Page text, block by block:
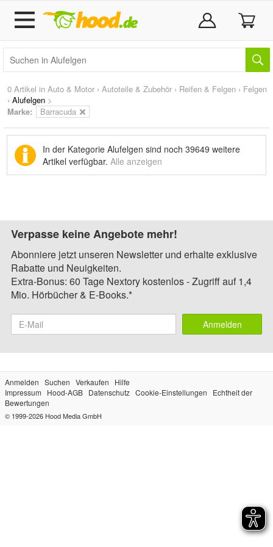
0 Artikel in Auto & Motor › Autoteile & Zubehör › Reifen & Felgen › Felgen
› Alufelgen >
Marke: Barracuda
In der Kategorie Alufelgen sind noch 39649 weitere
Artikel verfügbar. Alle anzeigen
Verpasse keine Angebote mehr!
Abonniere jetzt unseren Newsletter und erhalte exklusive
Rabatte und Neuigkeiten.
Extra-Bonus: 60 Tage Nextory kostenlos - Zugriff auf 1,4
Mio. Hörbücher & E-Books.*
Anmelden
Anmelden Suchen Verkaufen
Hilfe
Impressum
Hood-AGB Datenschutz Cookie-Einstellungen
Echtheit der
Bewertungen
© 1999-2026 Hood Media GmbH